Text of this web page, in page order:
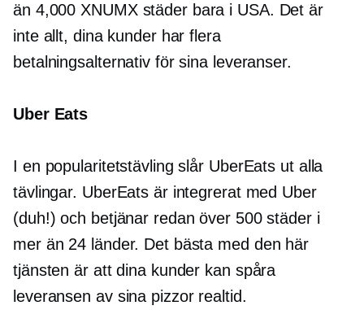
än 4,000 XNUMX städer bara i USA. Det är
inte allt, dina kunder har flera
betalningsalternativ för sina leveranser.
Uber Eats
I en popularitetstävling slår UberEats ut alla
tävlingar. UberEats är integrerat med Uber
(duh!) och betjänar redan över 500 städer i
mer än 24 länder. Det bästa med den här
tjänsten är att dina kunder kan spåra
leveransen av sina pizzor realtid.